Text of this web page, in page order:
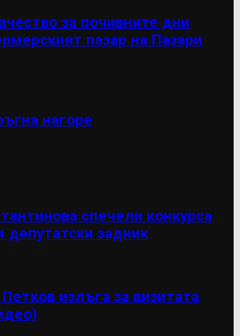
за почивните дни
пазар на Пазари
нагоре
спечели конкурса
депутатски задник
излъга за визитата